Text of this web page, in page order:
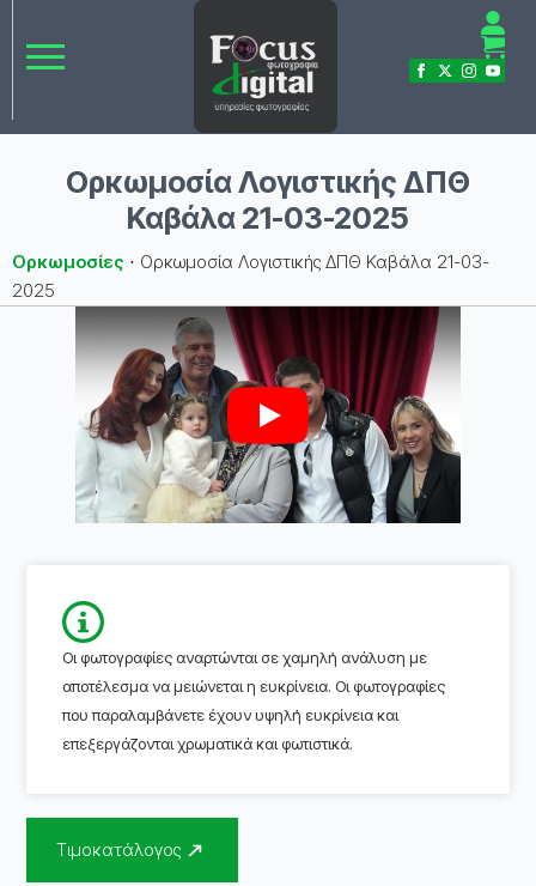
Ορκωμοσία Λογιστικής ΔΠΘ
Καβάλα 21-03-2025
Ορκωμοσίες ⋅ Ορκωμοσία Λογιστικής ΔΠΘ Καβάλα 21-03-
2025
Play
Οι φωτογραφίες αναρτώνται σε χαμηλή ανάλυση με
αποτέλεσμα να μειώνεται η ευκρίνεια. Οι φωτογραφίες
που παραλαμβάνετε έχουν υψηλή ευκρίνεια και
επεξεργάζονται χρωματικά και φωτιστικά.
Τιμοκατάλογος